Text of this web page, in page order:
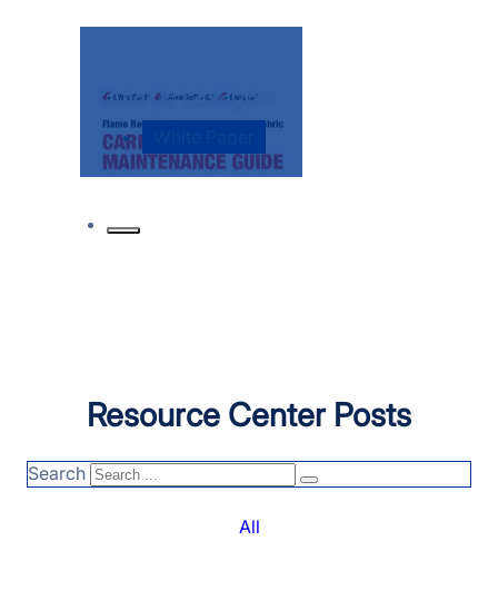
Guia de Lavagem
Resource Center Posts
Search
All